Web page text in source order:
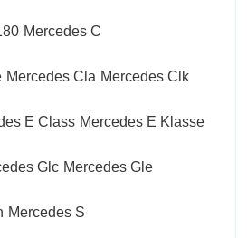
Mercedes C
Mercedes Cla Mercedes Clk
E Class Mercedes E Klasse
Glc Mercedes Gle
Mercedes S